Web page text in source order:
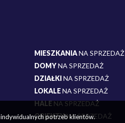
MIESZKANIANA SPRZEDAŻ
DOMYNA SPRZEDAŻ
DZIAŁKINA SPRZEDAŻ
LOKALENA SPRZEDAŻ
HALENA SPRZEDAŻ
OBIEKTYNA SPRZEDAŻ
potrzeb klientów.